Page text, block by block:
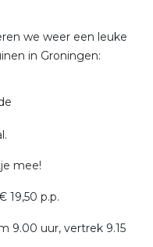
we weer een leuke
in Groningen:
mee!
19,50 p.p.
9.00 uur, vertrek 9.15